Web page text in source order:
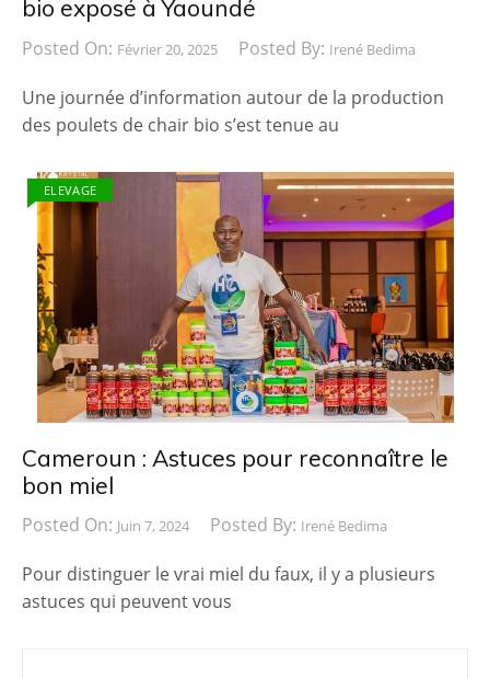
bio exposé à Yaoundé
Posted On: Février 20, 2025 Posted By: Irené Bedima
Une journée d’information autour de la production
des poulets de chair bio s’est tenue au
ELEVAGE
Cameroun : Astuces pour reconnaître le
bon miel
Posted On: Juin 7, 2024 Posted By: Irené Bedima
Pour distinguer le vrai miel du faux, il y a plusieurs
astuces qui peuvent vous